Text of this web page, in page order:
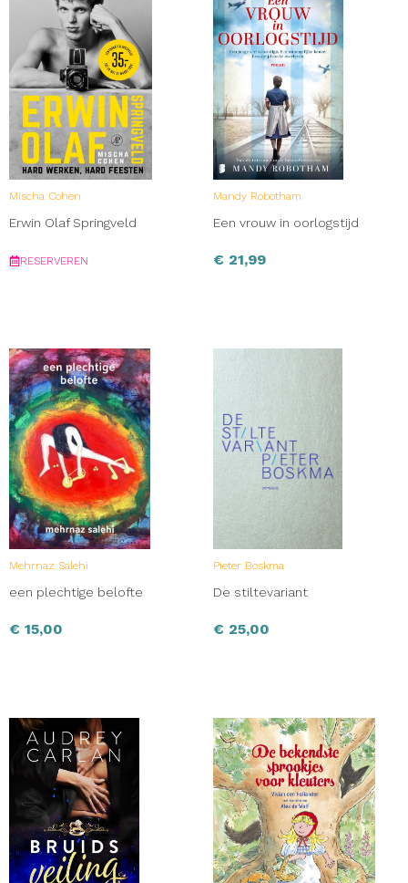
Mischa Cohen
Erwin Olaf Springveld
RESERVEREN
Mandy Robotham
Een vrouw in oorlogstijd
€ 21,99
Mehrnaz Salehi
een plechtige belofte
€ 15,00
Pieter Boskma
De stiltevariant
€ 25,00